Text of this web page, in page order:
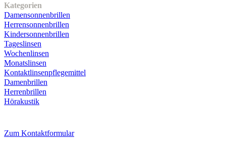
Kategorien
Damensonnenbrillen
Herrensonnenbrillen
Kindersonnenbrillen
Tageslinsen
Wochenlinsen
Monatslinsen
Kontaktlinsenpflegemittel
Damenbrillen
Herrenbrillen
Hörakustik
Zum Kontaktformular